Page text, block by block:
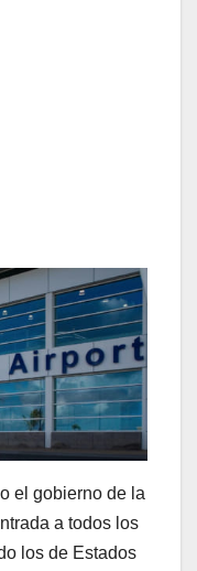
el gobierno de la
a todos los
los de Estados